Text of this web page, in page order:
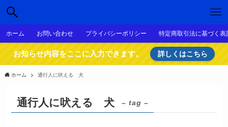
ホーム お問い合わせ プライバシーポリシー 特定商取引法に基づく表
お知らせ内容をここに入力できます。 詳しくはこちら
ホーム 通行人に吠える 犬
通行人に吠える 犬 – tag –